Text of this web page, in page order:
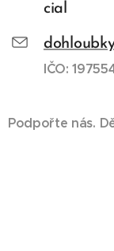
cial
IČO:
Líbí se
Podpořte nás.